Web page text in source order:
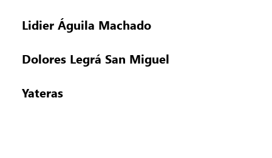
Lidier Águila Machado
Dolores Legrá San Miguel
Yateras